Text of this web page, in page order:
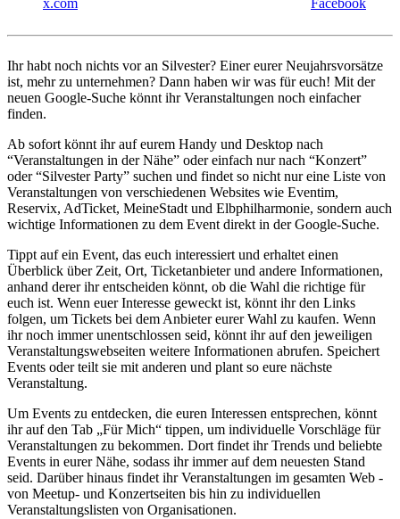
x.com Facebook
Ihr habt noch nichts vor an Silvester? Einer eurer Neujahrsvorsätze
ist, mehr zu unternehmen? Dann haben wir was für euch! Mit der
neuen Google-Suche könnt ihr Veranstaltungen noch einfacher
finden.
Ab sofort könnt ihr auf eurem Handy und Desktop nach
“Veranstaltungen in der Nähe” oder einfach nur nach “Konzert”
oder “Silvester Party” suchen und findet so nicht nur eine Liste von
Veranstaltungen von verschiedenen Websites wie Eventim,
Reservix, AdTicket, MeineStadt und Elbphilharmonie, sondern auch
wichtige Informationen zu dem Event direkt in der Google-Suche.
Tippt auf ein Event, das euch interessiert und erhaltet einen
Überblick über Zeit, Ort, Ticketanbieter und andere Informationen,
anhand derer ihr entscheiden könnt, ob die Wahl die richtige für
euch ist. Wenn euer Interesse geweckt ist, könnt ihr den Links
folgen, um Tickets bei dem Anbieter eurer Wahl zu kaufen. Wenn
ihr noch immer unentschlossen seid, könnt ihr auf den jeweiligen
Veranstaltungswebseiten weitere Informationen abrufen. Speichert
Events oder teilt sie mit anderen und plant so eure nächste
Veranstaltung.
Um Events zu entdecken, die euren Interessen entsprechen, könnt
ihr auf den Tab „Für Mich“ tippen, um individuelle Vorschläge für
Veranstaltungen zu bekommen. Dort findet ihr Trends und beliebte
Events in eurer Nähe, sodass ihr immer auf dem neuesten Stand
seid. Darüber hinaus findet ihr Veranstaltungen im gesamten Web -
von Meetup- und Konzertseiten bis hin zu individuellen
Veranstaltungslisten von Organisationen.